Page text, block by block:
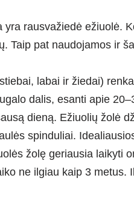
yra rausvažiedė ežiuolė.
Taip pat naudojamos ir
labai ir žiedai)
dalis, esanti apie
dieną. Ežiuolių žolė
spinduliai.
žolę geriausia laikyti
ne ilgiau kaip 3 metus.